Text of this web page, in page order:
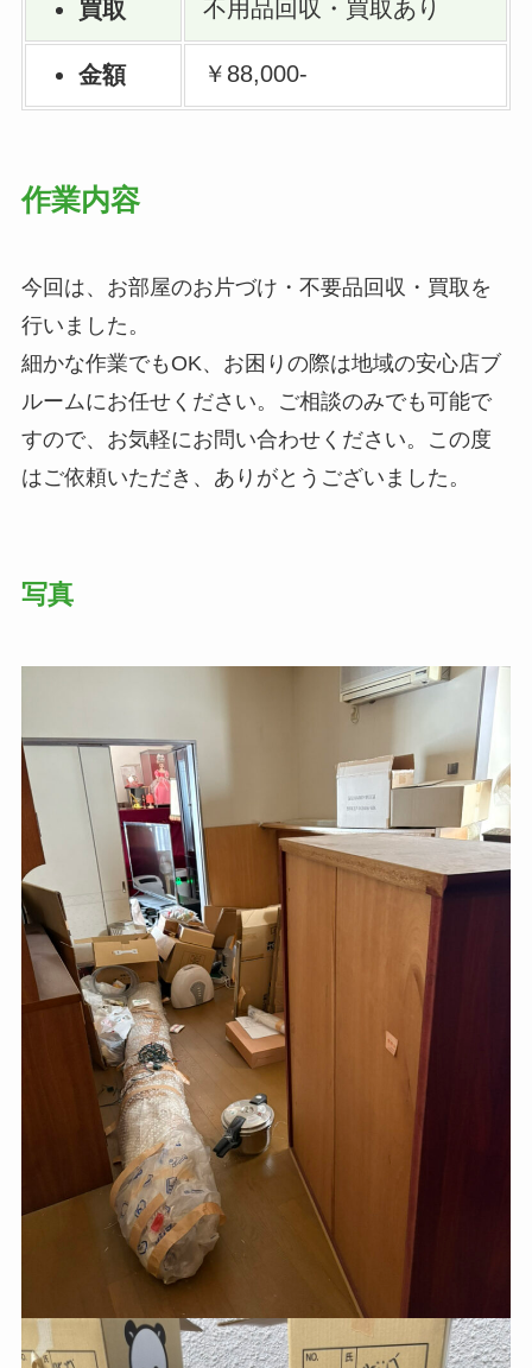
買取 不用品回収・買取あり
金額 ￥88,000-
作業内容
今回は、お部屋のお片づけ・不要品回収・買取を
行いました。
細かな作業でもOK、お困りの際は地域の安心店ブ
ルームにお任せください。ご相談のみでも可能で
すので、お気軽にお問い合わせください。この度
はご依頼いただき、ありがとうございました。
写真